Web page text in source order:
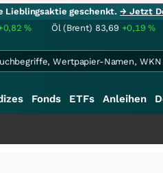
Lieblingsaktie geschenkt.→ Jetzt
% Öl (Brent) 83,69 +0,19%
Fonds ETFs Anleihen